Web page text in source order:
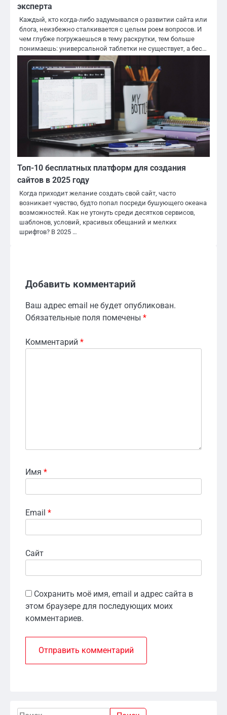
экспертa
Каждый, кто когда-либо задумывался о развитии сайта или
блога, неизбежно сталкивается с целым роем вопросов. И
чем глубже погружаешься в тему раскрутки, тем больше
понимаешь: универсальной таблетки не существует, а бес…
Топ-10 бесплатных платформ для создания
сайтов в 2025 году
Когда приходит желание создать свой сайт, часто
возникает чувство, будто попал посреди бушующего океана
возможностей. Как не утонуть среди десятков сервисов,
шаблонов, условий, красивых обещаний и мелких
шрифтов? В 2025 …
Добавить комментарий
Ваш адрес email не будет опубликован.
Обязательные поля помечены *
Комментарий *
Имя *
Email *
Сайт
Сохранить моё имя, email и адрес сайта в
этом браузере для последующих моих
комментариев.